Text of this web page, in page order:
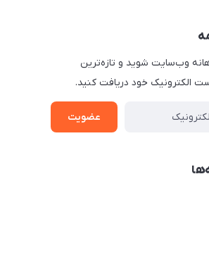
وب‌سایت شوید و تازه‌ترین
الکترونیک خود دریافت کنید.
عضویت